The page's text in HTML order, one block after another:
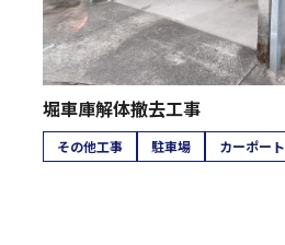
堀車庫解体撤去工事
その他工事 駐車場 カーポート